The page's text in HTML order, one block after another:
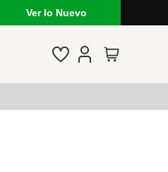
está de moda en Venezuela:
Ver lo Nuevo